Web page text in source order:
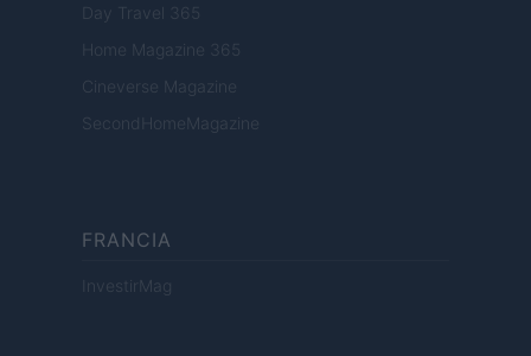
Day Travel 365
Home Magazine 365
Cineverse Magazine
SecondHomeMagazine
FRANCIA
InvestirMag